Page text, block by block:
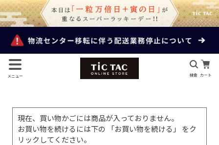
メニュー 検索 カート
現在、買い物かごには商品が入っておりません。
お買い物を続けるには下の 「お買い物を続ける」 をク
リックしてください。